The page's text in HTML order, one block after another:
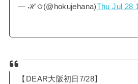
— ℋ✩(@hokujehana)Thu Jul 28
【DEAR大阪初日7/28】